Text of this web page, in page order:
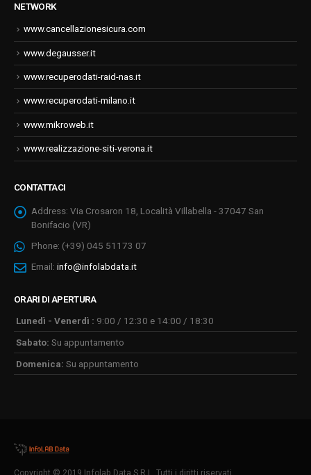
NETWORK
www.cancellazionesicura.com
www.degausser.it
www.recuperodati-raid-nas.it
www.recuperodati-milano.it
www.mikroweb.it
www.realizzazione-siti-verona.it
CONTATTACI
Address: Via Crosaron 18, Località Villabella - 37047 San
Bonifacio (VR)
Phone: (+39) 045 51173 07
Email: info@infolabdata.it
ORARI DI APERTURA
Lunedì - Venerdì : 9:00 / 12:30 e 14:00 / 18:30
Sabato: Su appuntamento
Domenica: Su appuntamento